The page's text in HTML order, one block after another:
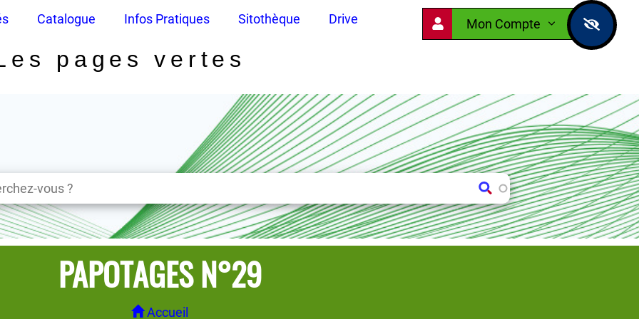
Catalogue Infos Pratiques Sitothèque Drive
pages vertes
Mon Compte
PAPOTAGES N°29
Accueil